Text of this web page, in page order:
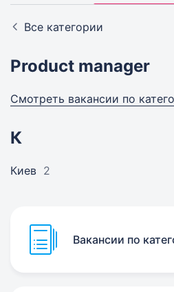
Все категории
Product manager
Смотреть вакансии по
К
Киев 2
Вакансии по